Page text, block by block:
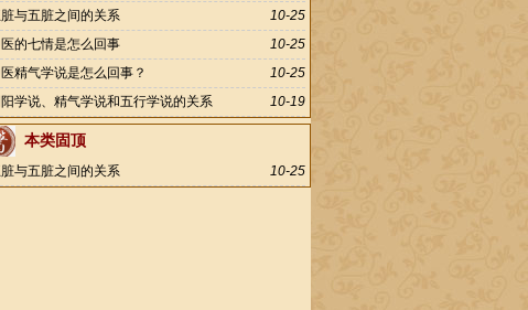
10-25
与五脏之间的关系
10-25
的七情是怎么回事
10-25
精气学说是怎么回事？
10-19
阳学说、精气学说和五行学说的关系
本类固顶
10-25
与五脏之间的关系